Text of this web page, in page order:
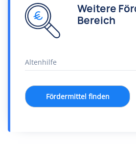
Weitere
Bereich
Fördermittel finden